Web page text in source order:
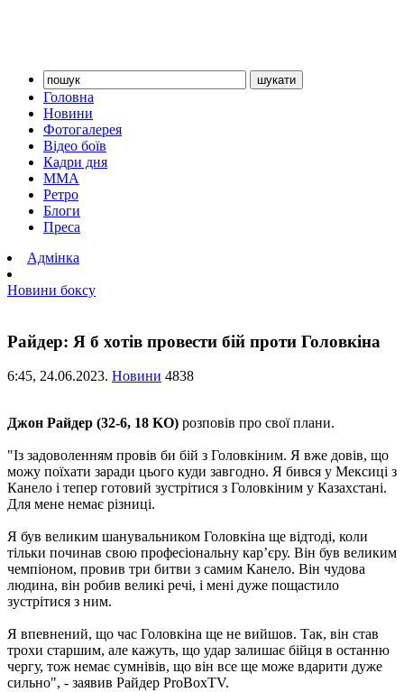
Головна
Новини
Фотогалерея
Відео боїв
Кадри дня
ММА
Ретро
Блоги
Преса
Адмінка
Новини боксу
Райдер: Я б хотів провести бій проти Головкіна
6:45, 24.06.2023. Новини 4838
Джон Райдер (32-6, 18 KO) розповів про свої плани.
"Із задоволенням провів би бій з Головкіним. Я вже довів, що
можу поїхати заради цього куди завгодно. Я бився у Мексиці з
Канело і тепер готовий зустрітися з Головкіним у Казахстані.
Для мене немає різниці.
Я був великим шанувальником Головкіна ще відтоді, коли
тільки починав свою професіональну кар’єру. Він був великим
чемпіоном, провив три битви з самим Канело. Він чудова
людина, він робив великі речі, і мені дуже пощастило
зустрітися з ним.
Я впевнений, що час Головкіна ще не вийшов. Так, він став
трохи старшим, але кажуть, що удар залишає бійця в останню
чергу, тож немає сумнівів, що він все ще може вдарити дуже
сильно", - заявив Райдер ProBoxTV.